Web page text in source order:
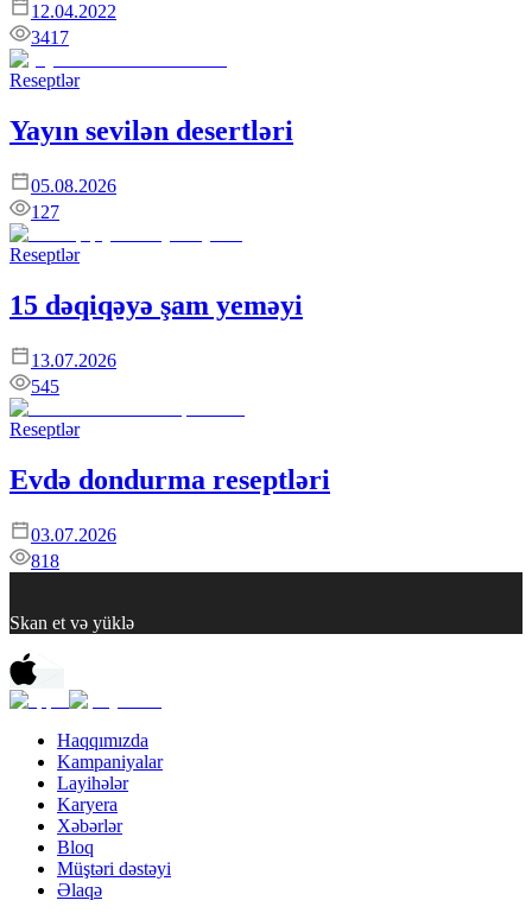
12.04.2022
3417
Reseptlər
Yayın sevilən desertləri
05.08.2026
127
Reseptlər
15 dəqiqəyə şam yeməyi
13.07.2026
545
Reseptlər
Evdə dondurma reseptləri
03.07.2026
818
Skan et və yüklə
Haqqımızda
Kampaniyalar
Layihələr
Karyera
Xəbərlər
Bloq
Müştəri dəstəyi
Əlaqə